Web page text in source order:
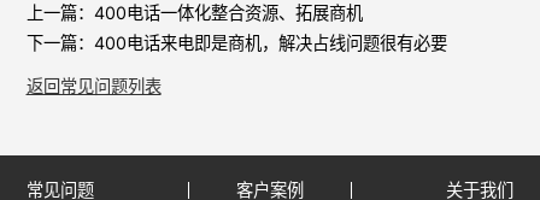
上一篇： 400电话一体化整合资源、拓展商机
下一篇： 400电话来电即是商机，解决占线问题很有必要
返回常见问题列表
常见问题 客户案例 关于我们